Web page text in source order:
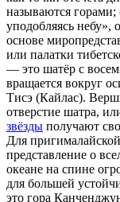
называются горами;
уподобляясь небу»,
основе
или палатки
— это шатёр с
вращается вокруг
Тисэ (Кайлас).
отверстие шатра,
звёзды получают
Для
представление о
океане на спине
для большей
это гора